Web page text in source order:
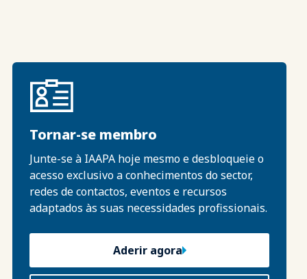
Tornar-se membro
Junte-se à IAAPA hoje mesmo e desbloqueie o
acesso exclusivo a conhecimentos do sector,
redes de contactos, eventos e recursos
adaptados às suas necessidades profissionais.
Aderir agora